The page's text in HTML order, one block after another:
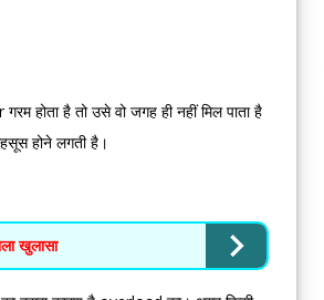
है तो उसे वो जगह ही नहीं मिल पाता है
होने लगती है।
खुलासा